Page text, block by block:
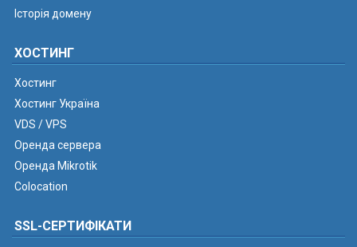
Історія домену
ХОСТИНГ
Хостинг
Хостинг Україна
VDS / VPS
Оренда сервера
Оренда Mikrotik
Colocation
SSL-СЕРТИФІКАТИ